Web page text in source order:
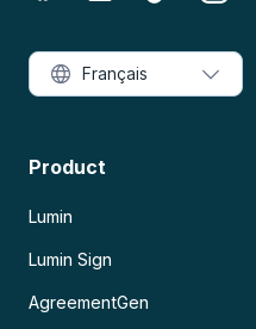
Product
Lumin
Lumin Sign
AgreementGen
Français